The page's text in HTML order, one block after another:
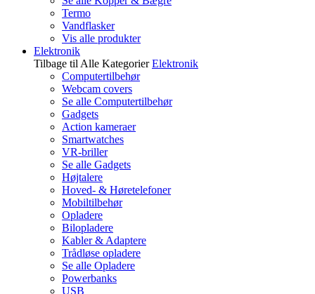
Termo
Vandflasker
Vis alle produkter
Elektronik
Tilbage til Alle Kategorier Elektronik
Computertilbehør
Webcam covers
Se alle Computertilbehør
Gadgets
Action kameraer
Smartwatches
VR-briller
Se alle Gadgets
Højtalere
Hoved- & Høretelefoner
Mobiltilbehør
Opladere
Bilopladere
Kabler & Adaptere
Trådløse opladere
Se alle Opladere
Powerbanks
USB